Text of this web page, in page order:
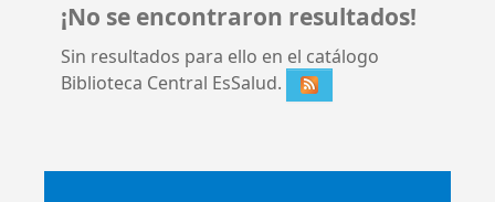
¡No se encontraron resultados!
Sin resultados para ello en el catálogo
Biblioteca Central EsSalud.